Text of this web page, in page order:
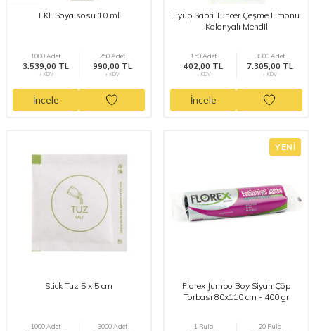
EKL Soya sosu 10 ml
1000 Adet
3.539,00 TL
+ KDV
250 Adet
990,00 TL
+ KDV
İncele
Eyüp Sabri Tuncer Çeşme Limonu
Kolonyalı Mendil
150 Adet
402,00 TL
+ KDV
3000 Adet
7.305,00 TL
+ KDV
İncele
Stick Tuz 5 x 5 cm
1000 Adet 3000 Adet
YENI
Florex Jumbo Boy Siyah Çöp
Torbası 80x110 cm - 400 gr
1 Rulo 20 Rulo